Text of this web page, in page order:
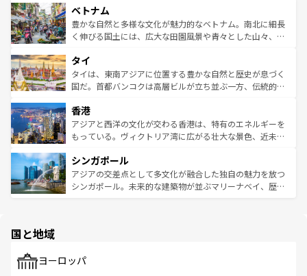
参照してほしい。
容にもいいと評判のスイーツなど、バラエティ豊かな料理
が味わえる。 なお、新着の台湾情報は コンテンツ一覧を参
照してほしい。
き、地方に足を延ばせば四季折々の自然美を楽しむことが
できる。そして、キムチや焼肉、絶品のストリートフード
まで、さまざまな韓国料理が待っている。夜には、韓国な
リティに包まれながら、韓国の多彩な魅力を心ゆくまで味
わってみてほしい。 なお、新着の韓国情報はコンテンツ一
覧を参照してほしい。
ベトナム
豊かな自然と多様な文化が魅力的なベトナム。南北に細長
く伸びる国土には、広大な田園風景や青々とした山々、世
急速な発展と共に伝統が息づく。ハノイの古い町並みやホ
ーチミン市のフランス統治時代の建物も、独特の雰囲気を
醸し出している。また、バラエティの豊かさとおいしさで
とつ。フォーやバインミー、ベトナムコーヒーなどは、ぜ
ひ現地で味わいたい。どの地域を訪れてもあたたかい人々
が旅行者を迎えてくれるので、きっと忘れられない旅にな
参照してほしい。
タイ
タイは、東南アジアに位置する豊かな自然と歴史が息づく
国だ。首都バンコクは高層ビルが立ち並ぶ一方、伝統的な
の活気が交差している。北部ではチェンマイなどの山岳地
帯で自然と触れ合い、南部ではプーケットやクラビの美し
いビーチでリゾート気分を楽しむことができる。タイ料理
激する。気候は一年中温暖で、どの季節にも異なる楽しみ
が待っている。親しみやすいタイの人々、仏教を中心とし
た文化、そして多様な観光資源が、訪れる旅人を魅了し続
香港
アジアと西洋の文化が交わる香港は、特有のエネルギーを
もっている。ヴィクトリア湾に広がる壮大な景色、近未来
み、どこを訪れても感動するはず。観光スポットが密集し
ており、効率よく見どころを回れるのも魅力。息をのむよ
うな絶景から文化的な体験まで、香港を存分に楽しみ尽く
シンガポール
アジアの交差点として多文化が融合した独自の魅力を放つ
シンガポール。未来的な建築物が並ぶマリーナベイ、歴史
で、ホーカーズは地元の風情を楽しめる外せないスポット
国と地域
ヨーロッパ